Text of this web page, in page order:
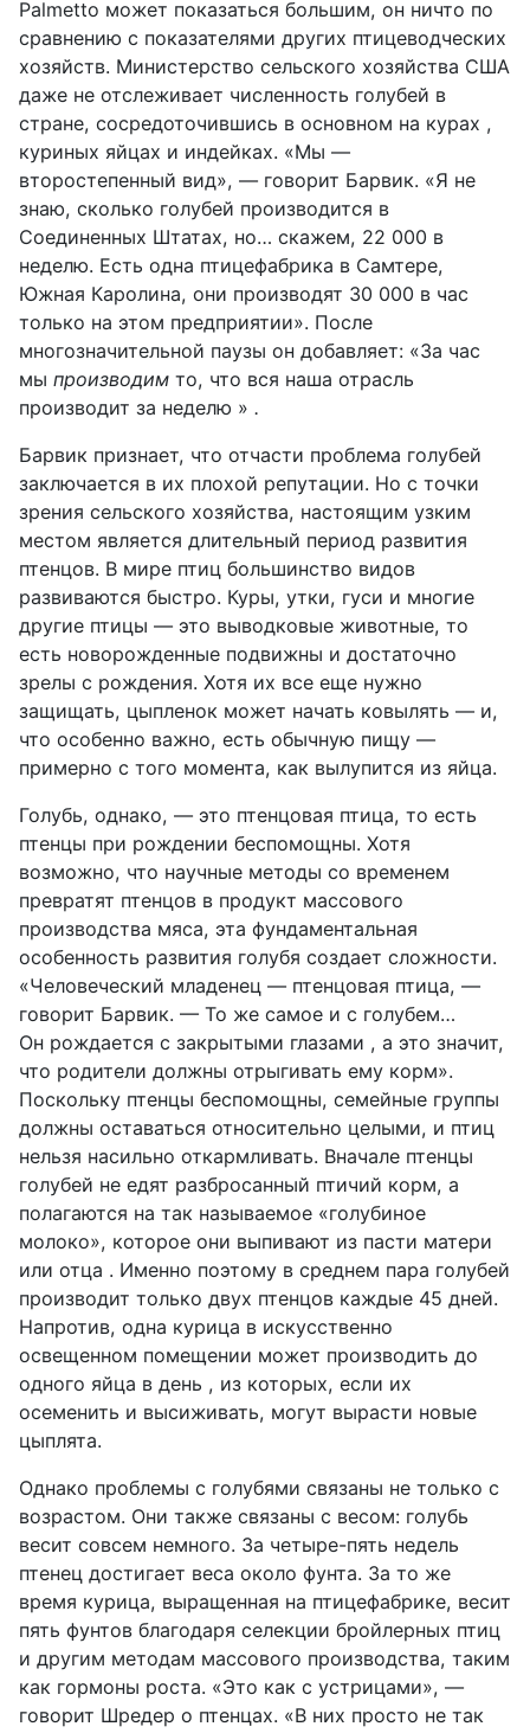
Palmetto может показаться большим, он ничто по
сравнению с показателями других птицеводческих
хозяйств. Министерство сельского хозяйства США
даже не отслеживает численность голубей в
стране, сосредоточившись в основном на курах ,
куриных яйцах и индейках. «Мы —
второстепенный вид», — говорит Барвик. «Я не
знаю, сколько голубей производится в
Соединенных Штатах, но… скажем, 22 000 в
неделю. Есть одна птицефабрика в Самтере,
Южная Каролина, они производят 30 000 в час
только на этом предприятии». После
многозначительной паузы он добавляет: «За час
мы производим то, что вся наша отрасль
производит за неделю » .
Барвик признает, что отчасти проблема голубей
заключается в их плохой репутации. Но с точки
зрения сельского хозяйства, настоящим узким
местом является длительный период развития
птенцов. В мире птиц большинство видов
развиваются быстро. Куры, утки, гуси и многие
другие птицы — это выводковые животные, то
есть новорожденные подвижны и достаточно
зрелы с рождения. Хотя их все еще нужно
защищать, цыпленок может начать ковылять — и,
что особенно важно, есть обычную пищу —
примерно с того момента, как вылупится из яйца.
Голубь, однако, — это птенцовая птица, то есть
птенцы при рождении беспомощны. Хотя
возможно, что научные методы со временем
превратят птенцов в продукт массового
производства мяса, эта фундаментальная
особенность развития голубя создает сложности.
«Человеческий младенец — птенцовая птица, —
говорит Барвик. — То же самое и с голубем…
Он рождается с закрытыми глазами , а это значит,
что родители должны отрыгивать ему корм».
Поскольку птенцы беспомощны, семейные группы
должны оставаться относительно целыми, и птиц
нельзя насильно откармливать. Вначале птенцы
голубей не едят разбросанный птичий корм, а
полагаются на так называемое «голубиное
молоко», которое они выпивают из пасти матери
или отца . Именно поэтому в среднем пара голубей
производит только двух птенцов каждые 45 дней.
Напротив, одна курица в искусственно
освещенном помещении может производить до
одного яйца в день , из которых, если их
осеменить и высиживать, могут вырасти новые
цыплята.
Однако проблемы с голубями связаны не только с
возрастом. Они также связаны с весом: голубь
весит совсем немного. За четыре-пять недель
птенец достигает веса около фунта. За то же
время курица, выращенная на птицефабрике, весит
пять фунтов благодаря селекции бройлерных птиц
и другим методам массового производства, таким
как гормоны роста. «Это как с устрицами», —
говорит Шредер о птенцах. «В них просто не так